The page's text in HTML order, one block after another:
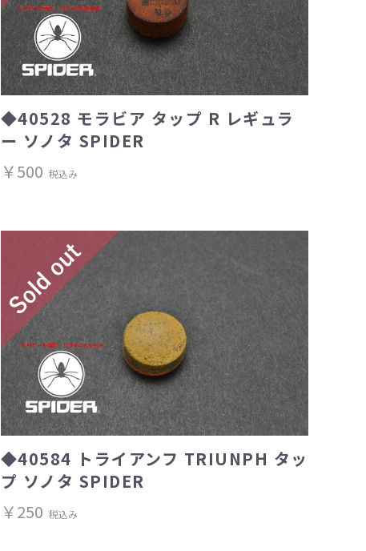
◆40528 モラビア タップ R レギュラ
ー ソノタ SPIDER
￥500 税込み
◆40584 トライアンフ TRIUNPH タッ
プ ソノタ SPIDER
￥250 税込み